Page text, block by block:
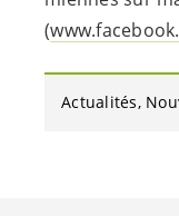
(
Actualités